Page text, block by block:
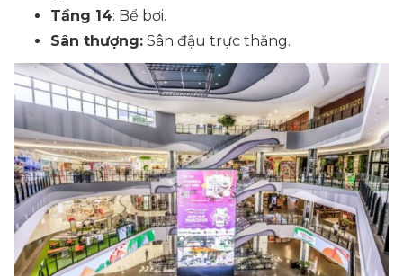
Tầng 14: Bể bơi.
Sân thượng: Sân đậu trực thăng.